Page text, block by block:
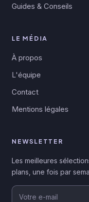
Guides & Conseils
LE MÉDIA
À propos
L'équipe
Contact
Mentions légales
NEWSLETTER
Les meilleures
plans, une fois par